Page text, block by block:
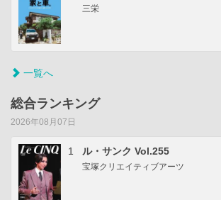
三栄
一覧へ
総合ランキング
2026年08月07日
1 ル・サンク Vol.255
宝塚クリエイティブアーツ